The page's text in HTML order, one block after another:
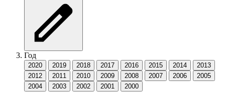
Год
2020 2019 2018 2017 2016 2015 2014
2013
2012
2011 2010 2009 2008 2007 2006
2005
2004
2003 2002 2001 2000